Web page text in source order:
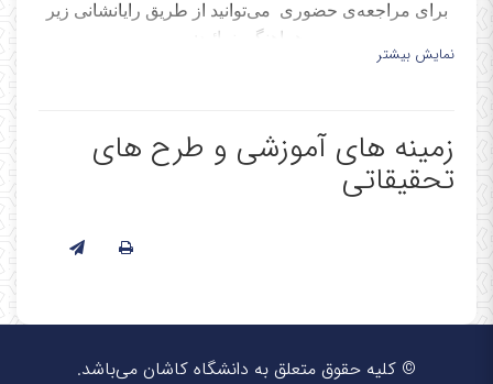
برای مراجعه‌ی حضوری می‌توانید از طریق رایانشانی زیر
هماهنگی نمائید:
نمایش بیشتر
زمینه های آموزشی و طرح های
تحقیقاتی
© کلیه حقوق متعلق به دانشگاه کاشان می‌باشد.